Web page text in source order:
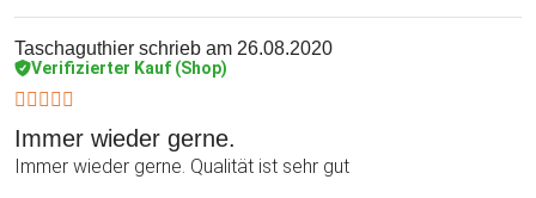
Taschaguthier schrieb am 26.08.2020
Verifizierter Kauf (Shop)
Immer wieder gerne.
Immer wieder gerne. Qualität ist sehr gut